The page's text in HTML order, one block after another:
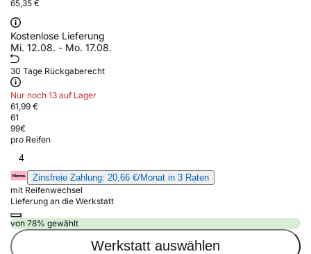
65,35 €
Kostenlose Lieferung
Mi. 12.08. - Mo. 17.08.
30 Tage Rückgaberecht
Nur noch 13 auf Lager
61,99 €
61
99€
pro Reifen
4
Zinsfreie Zahlung: 20,66 €/Monat in 3 Raten
mit Reifenwechsel
Lieferung an die Werkstatt
von 78% gewählt
Werkstatt auswählen